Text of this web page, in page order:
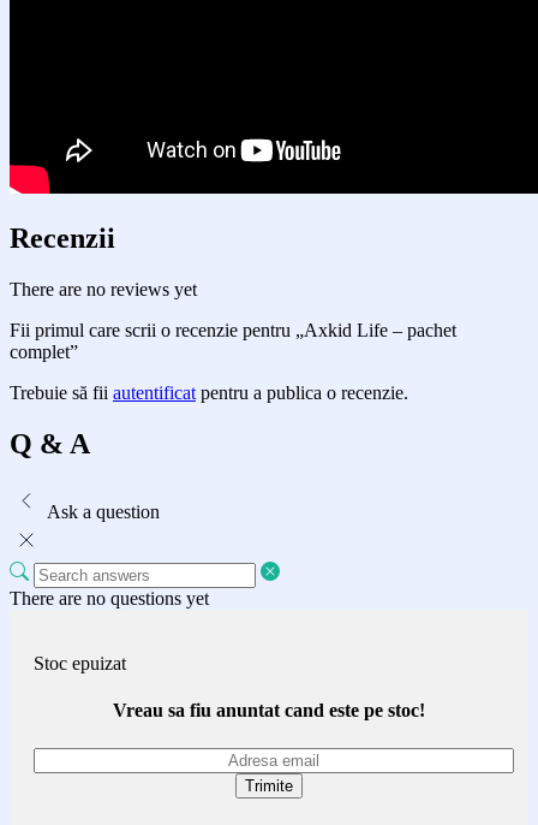
Recenzii
There are no reviews yet
Fii primul care scrii o recenzie pentru „Axkid Life – pachet
complet”
Trebuie să fii autentificat pentru a publica o recenzie.
Q & A
Ask a question
There are no questions yet
Stoc epuizat
Vreau sa fiu anuntat cand este pe stoc!